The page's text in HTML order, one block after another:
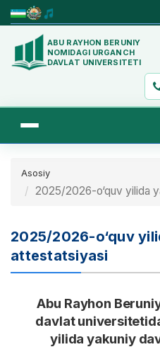
ABU RAYHON BERUNIY
NOMIDAGI URGANCH
DAVLAT UNIVERSITETI
Asosiy
2025/2026-o‘quv yilida
2025/2026-o‘quv
attestatsiyasi
Abu Rayhon
davlat
yilida yakuniy